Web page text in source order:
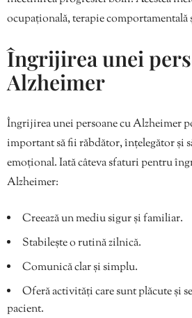
ocupațională, terapie
Îngrijirea unei
Alzheimer
Îngrijirea unei persoane cu Alzheimer
important să fii răbdător, înțelegător și
emoțional. Iată câteva sfaturi pentru
Alzheimer:
Creează un mediu sigur și familiar.
Stabilește o rutină zilnică.
Comunică clar și simplu.
Oferă activități care sunt plăcute și
pacient.